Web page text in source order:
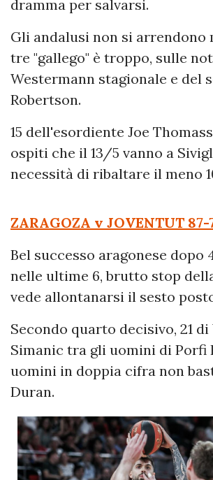
dramma per salvarsi.
Gli andalusi non si arrendono
tre "gallego" è troppo, sulle
Westermann stagionale e del
Robertson.
15 dell'esordiente Joe
ospiti che il 13/5 vanno a
necessità di ribaltare il meno
ZARAGOZA v JOVENTUT 87-
Bel successo aragonese dopo
nelle ultime 6, brutto stop
vede allontanarsi il sesto
Secondo quarto decisivo, 21 di
Simanic tra gli uomini di Porfi
uomini in doppia cifra non
Duran.